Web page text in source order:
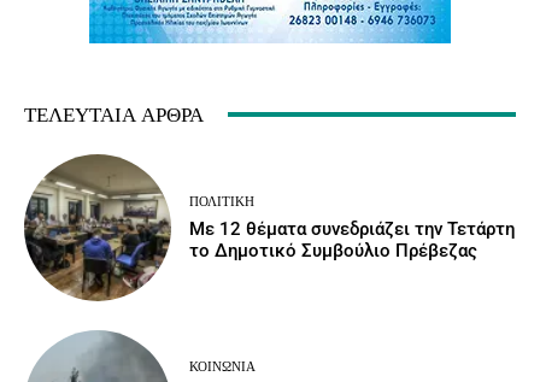
ΤΕΛΕΥΤΑΊΑ ΆΡΘΡΑ
ΠΟΛΙΤΙΚΉ
Με 12 θέματα συνεδριάζει την Τετάρτη
το Δημοτικό Συμβούλιο Πρέβεζας
ΚΟΙΝΩΝΙΑ